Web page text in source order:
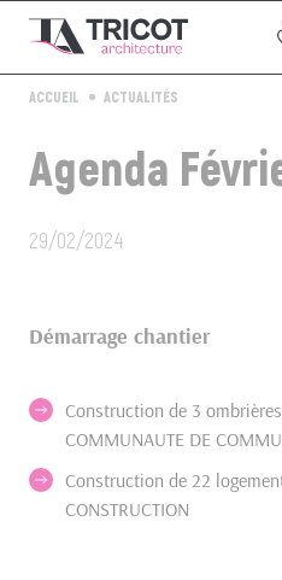
ACCUEIL ACTUALITÉS
Agenda
29/02/2024
Démarrage chantier
Construction de 3
COMMUNAUTE DE
Construction de 22
CONSTRUCTION